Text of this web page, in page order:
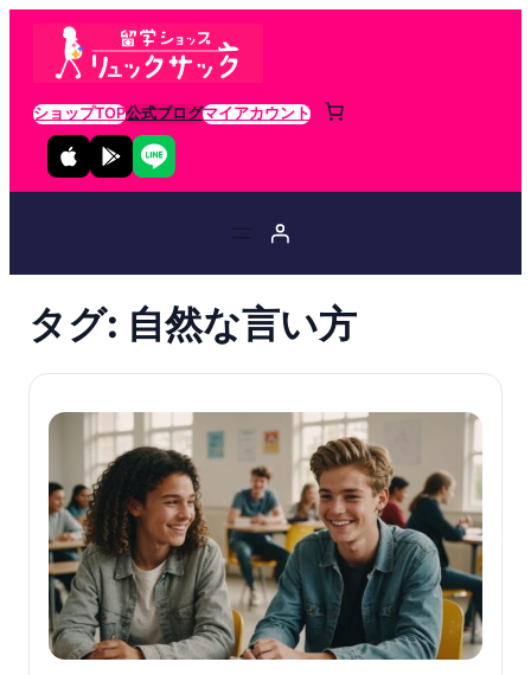
ショップTOP公式ブログマイアカウント
タグ: 自然な言い方